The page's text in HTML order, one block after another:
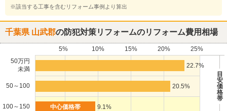
※該当する工事を含むリフォーム事例より算出
千葉県 山武郡の防犯対策リフォームのリフォーム費用相場
5% 10% 15% 20%
25%
50万円
未満
22.7%
目
安
価
格
帯
50～100 20.5%
100～150 9.1%